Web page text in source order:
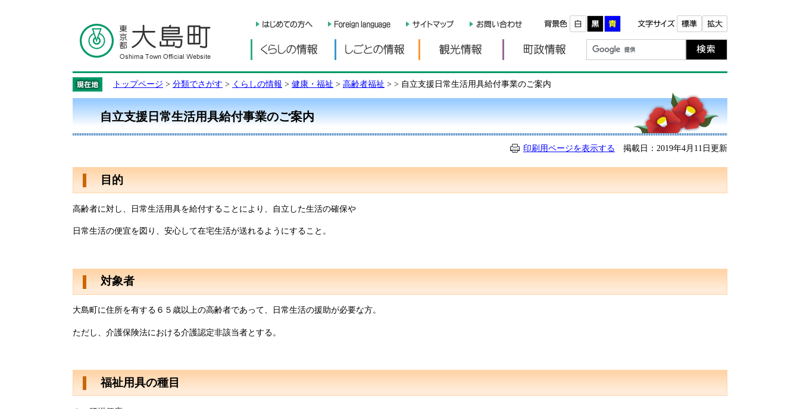
くらしの情報 しごとの情報 観光情報 町政情報
トップページ > 分類でさがす > くらしの情報 > 健康・福祉 > 高齢者福祉 > > 自立支援日常生活用具給付事業のご案内
自立支援日常生活用具給付事業のご案内
印刷用ページを表示する 掲載日：2019年4月11日更新
目的
高齢者に対し、日常生活用具を給付することにより、自立した生活の確保や
日常生活の便宜を図り、安心して在宅生活が送れるようにすること。
対象者
大島町に住所を有する６５歳以上の高齢者であって、日常生活の援助が必要な方。
ただし、介護保険法における介護認定非該当者とする。
福祉用具の種目